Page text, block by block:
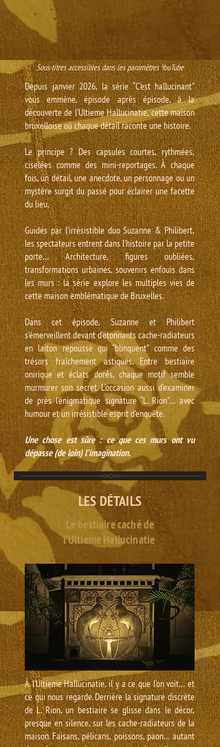
Sous-titres accessibles dans les paramètres YouTube
Depuis janvier 2026, la série “C’est hallucinant”
vous emmène, épisode après épisode, à la
découverte de l’Ultieme Hallucinatie, cette maison
bruxelloise où chaque détail raconte une histoire.
Le principe ? Des capsules courtes, rythmées,
ciselées comme des mini-reportages. À chaque
fois, un détail, une anecdote, un personnage ou un
mystère surgit du passé pour éclairer une facette
du lieu.
Guidés par l’irrésistible duo Suzanne & Philibert,
les spectateurs entrent dans l’histoire par la petite
porte… Architecture, figures oubliées,
transformations urbaines, souvenirs enfouis dans
les murs : la série explore les multiples vies de
cette maison emblématique de Bruxelles.
Dans cet épisode, Suzanne et Philibert
s’émerveillent devant d’étonnants cache-radiateurs
en laiton repoussé qui “blinquent” comme des
trésors fraîchement astiqués. Entre bestiaire
onirique et éclats dorés, chaque motif semble
murmurer son secret. L’occasion aussi d’examiner
de près l’énigmatique signature “L. Rion”… avec
humour et un irrésistible esprit d’enquête.
Une chose est sûre : ce que ces murs ont vu
dépasse (de loin) l’imagination.
LES DÉTAILS
Le bestiaire caché de
l’Ultieme Hallucinatie
À l’Ultieme Hallucinatie, il y a ce que l’on voit… et
ce qui nous regarde. Derrière la signature discrète
de L. Rion, un bestiaire se glisse dans le décor,
presque en silence, sur les cache-radiateurs de la
maison. Faisans, pélicans, poissons, paon… autant